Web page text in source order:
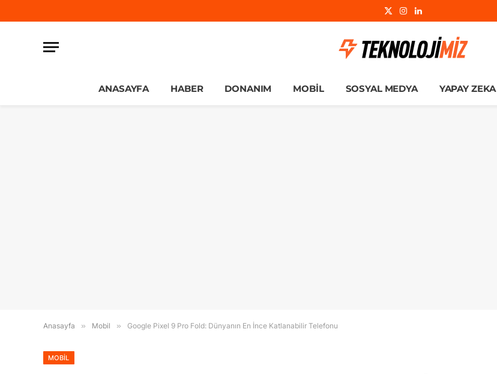
X
Instagram
LinkedIn
ANASAYFA HABER DONANIM MOBIL SOSYAL MEDYA YAPAY ZEKA
Anasayfa » Mobil » Google Pixel 9 Pro Fold: Dünyanın En İnce Katlanabilir Telefonu
MOBIL